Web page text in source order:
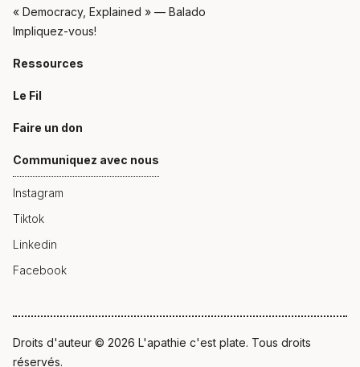
« Democracy, Explained » — Balado
Impliquez-vous!
Ressources
Le Fil
Faire un don
Communiquez avec nous
Instagram
Tiktok
Linkedin
Facebook
Droits d'auteur © 2026 L'apathie c'est plate. Tous droits
réservés.